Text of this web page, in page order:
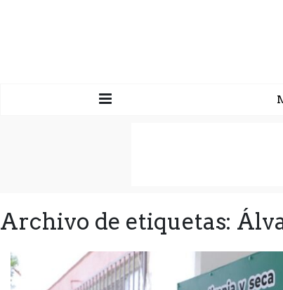
Archivo de etiquetas: